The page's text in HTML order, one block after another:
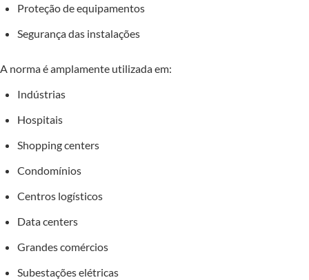
Proteção de equipamentos
Segurança das instalações
A norma é amplamente utilizada em:
Indústrias
Hospitais
Shopping centers
Condomínios
Centros logísticos
Data centers
Grandes comércios
Subestações elétricas